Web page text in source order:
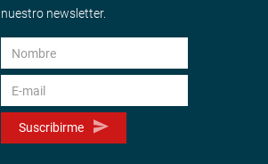
nuestro newsletter.
Suscribirme